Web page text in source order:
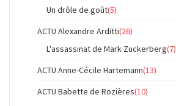
Un drôle de goût(5)
ACTU Alexandre Arditti(26)
L'assassinat de Mark Zuckerberg(7)
ACTU Anne-Cécile Hartemann(13)
ACTU Babette de Rozières(10)